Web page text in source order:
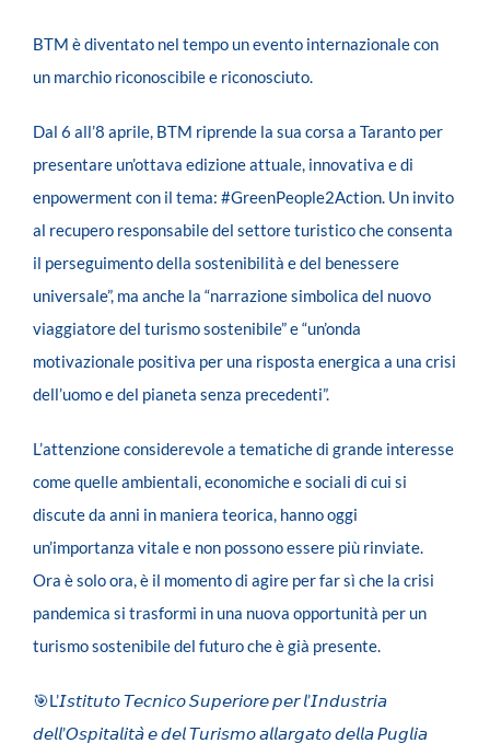
BTM è diventato nel tempo un evento internazionale con
un marchio riconoscibile e riconosciuto.
Dal 6 all’8 aprile, BTM riprende la sua corsa a Taranto per
presentare un’ottava edizione attuale, innovativa e di
enpowerment con il tema: #GreenPeople2Action. Un invito
al recupero responsabile del settore turistico che consenta
il perseguimento della sostenibilità e del benessere
universale”, ma anche la “narrazione simbolica del nuovo
viaggiatore del turismo sostenibile” e “un’onda
motivazionale positiva per una risposta energica a una crisi
dell’uomo e del pianeta senza precedenti”.
L’attenzione considerevole a tematiche di grande interesse
come quelle ambientali, economiche e sociali di cui si
discute da anni in maniera teorica, hanno oggi
un’importanza vitale e non possono essere più rinviate.
Ora è solo ora, è il momento di agire per far sì che la crisi
pandemica si trasformi in una nuova opportunità per un
turismo sostenibile del futuro che è già presente.
🎯L’𝘐𝘴𝘵𝘪𝘵𝘶𝘵𝘰𝘛𝘦𝘤𝘯𝘪𝘤𝘰𝘚𝘶𝘱𝘦𝘳𝘪𝘰𝘳𝘦𝘱𝘦𝘳 𝘭’𝘐𝘯𝘥𝘶𝘴𝘵𝘳𝘪𝘢
𝘥𝘦𝘭𝘭’𝘖𝘴𝘱𝘪𝘵𝘢𝘭𝘪𝘵𝘢̀𝘦𝘥𝘦𝘭𝘛𝘶𝘳𝘪𝘴𝘮𝘰𝘢𝘭𝘭𝘢𝘳𝘨𝘢𝘵𝘰𝘥𝘦𝘭𝘭𝘢𝘗𝘶𝘨𝘭𝘪𝘢